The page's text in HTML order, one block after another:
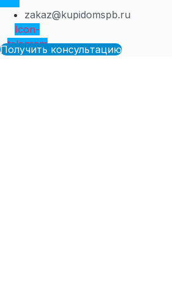
zakaz@kupidomspb.ru
Icon-
telegram
Получить консультацию